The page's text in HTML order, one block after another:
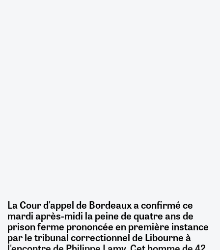
La Cour d'appel de Bordeaux a confirmé ce
mardi après-midi la peine de quatre ans de
prison ferme prononcée en première instance
par le tribunal correctionnel de Libourne à